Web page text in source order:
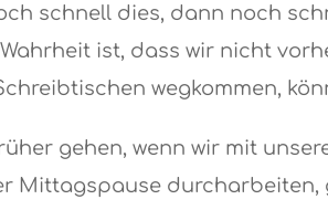
schnell dies, dann noch
ist, dass wir nicht
wegkommen,
gehen, wenn wir mit
Mittagspause